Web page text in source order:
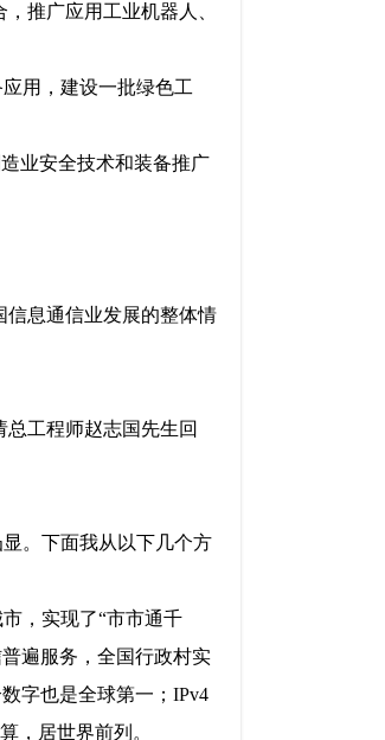
推广应用工业机器人、
用，建设一批绿色工
业安全技术和装备推广
信息通信业发展的整体情
工程师赵志国先生回
。下面我从以下几个方
，实现了“市市通千
遍服务，全国行政村实
字也是全球第一；IPv4
，居世界前列。